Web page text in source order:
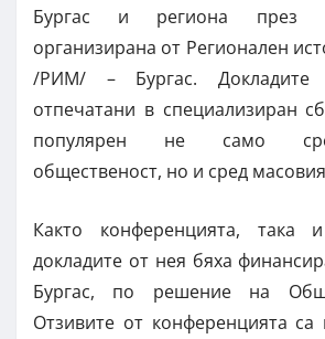
Бургас и региона през
организирана от Регионален
/РИМ/ – Бургас.
отпечатани в специализиран
популярен не само
общественост, но и сред
Както конференцията, така
докладите от нея бяха
Бургас, по решение на
Отзивите от конференцията